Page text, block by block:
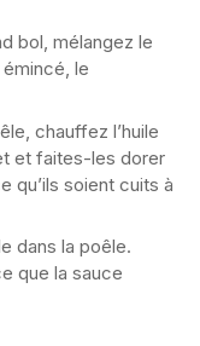
bol, mélangez le
émincé, le
chauffez l’huile
et faites-les dorer
qu’ils soient cuits à
dans la poêle.
que la sauce